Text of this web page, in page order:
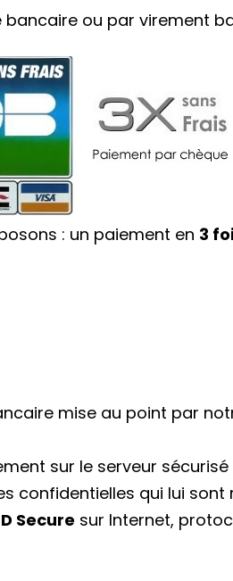
ou par virement
: un paiement en 3
mise au point par
sur le serveur
confidentielles qui lui
Secure sur Internet,